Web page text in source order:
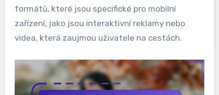
formátů, které jsou specifické pro mobilní
zařízení, jako jsou interaktivní reklamy nebo
videa, která zaujmou uživatele na cestách.